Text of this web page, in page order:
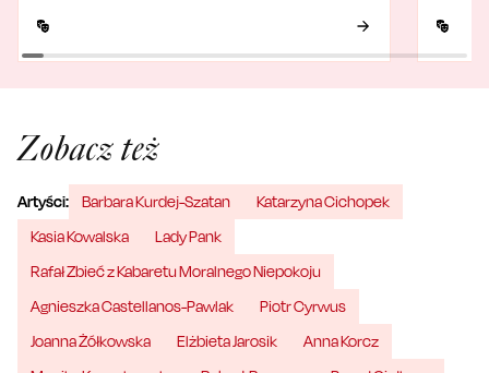
Zobacz też
Artyści: Barbara Kurdej-Szatan
Katarzyna Cichopek
Kasia Kowalska
Lady Pank
Rafał Zbieć z Kabaretu Moralnego Niepokoju
Agnieszka Castellanos-Pawlak
Piotr Cyrwus
Joanna Żółkowska
Elżbieta Jarosik
Anna Korcz